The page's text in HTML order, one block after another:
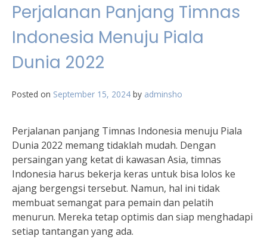
Perjalanan Panjang Timnas
Indonesia Menuju Piala
Dunia 2022
Posted on September 15, 2024 by adminsho
Perjalanan panjang Timnas Indonesia menuju Piala
Dunia 2022 memang tidaklah mudah. Dengan
persaingan yang ketat di kawasan Asia, timnas
Indonesia harus bekerja keras untuk bisa lolos ke
ajang bergengsi tersebut. Namun, hal ini tidak
membuat semangat para pemain dan pelatih
menurun. Mereka tetap optimis dan siap menghadapi
setiap tantangan yang ada.